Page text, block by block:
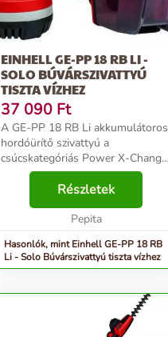
EINHELL GE-PP 18 RB LI -
SOLO BÚVÁRSZIVATTYÚ
TISZTA VÍZHEZ
37 090 Ft
A GE-PP 18 RB Li akkumulátoros
hordóürítő szivattyú a
csúcskategóriás Power X-Change
rendszercsalád nagy
teljesítményű, lítium-ion
akkumulátorral működő tagja. A
szivattyút számos területen
Részletek
Pepita
Hasonlók, mint Einhell GE-PP 18 RB
Li - Solo Búvárszivattyú tiszta vízhez